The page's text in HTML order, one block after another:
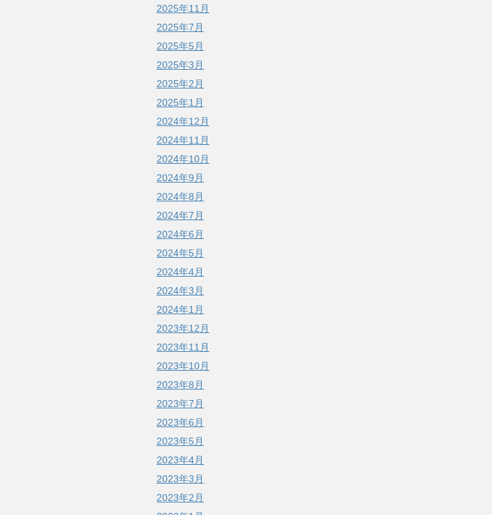
2025年11月
2025年7月
2025年5月
2025年3月
2025年2月
2025年1月
2024年12月
2024年11月
2024年10月
2024年9月
2024年8月
2024年7月
2024年6月
2024年5月
2024年4月
2024年3月
2024年1月
2023年12月
2023年11月
2023年10月
2023年8月
2023年7月
2023年6月
2023年5月
2023年4月
2023年3月
2023年2月